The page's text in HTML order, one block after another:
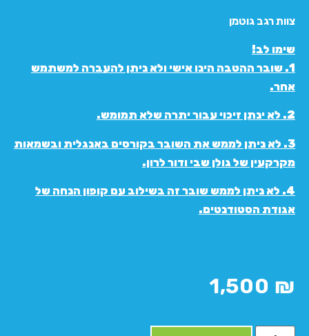
צוות רגב גוטמן
שימו לב!
1. שובר ההטבה הינו אישי ולא ניתן להעברה למשתמש
אחר.
2. לא ינתן זיכוי עבור יתרה שלא תמומש.
3. לא ניתן לממש את השובר בקורסים באנגלית ובשמאות
מקרקעין של גולן שבי ודור לרון.
4. לא ניתן לממש שובר זה בשילוב עם קופון הנחה של
אגודת הסטודנטים.
1,500 ₪